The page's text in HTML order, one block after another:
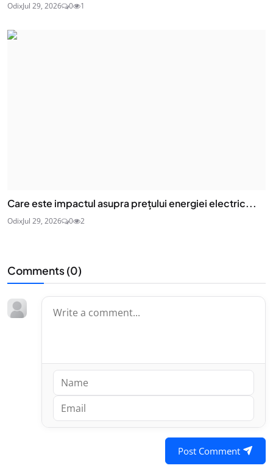
OdixJul 29, 2026 0 1
Care este impactul asupra prețului energiei electric...
OdixJul 29, 2026 0 2
Comments (0)
Post Comment